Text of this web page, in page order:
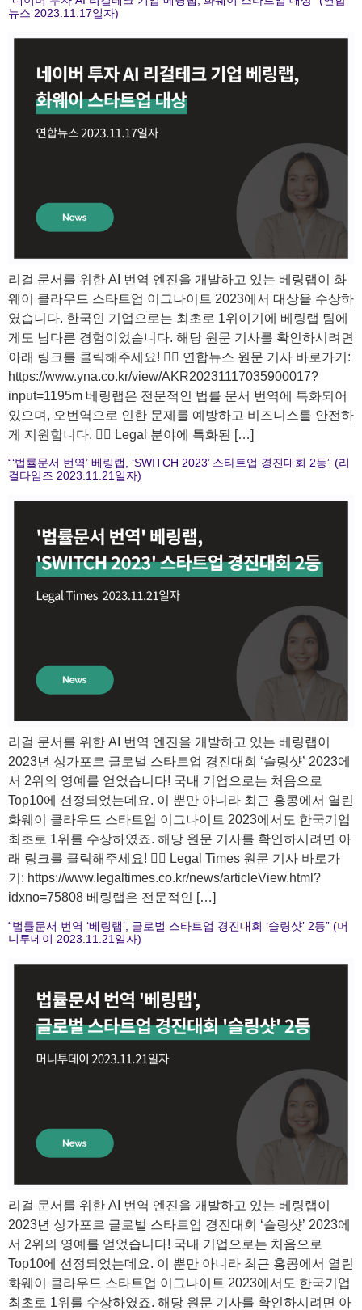
뉴스 2023.11.17일자)
리걸 문서를 위한 AI 번역 엔진을 개발하고 있는 베링랩이 화
웨이 클라우드 스타트업 이그나이트 2023에서 대상을 수상하
였습니다. 한국인 기업으로는 최초로 1위이기에 베링랩 팀에
게도 남다른 경험이었습니다. 해당 원문 기사를 확인하시려면
아래 링크를 클릭해주세요! 🙋‍♀️ 연합뉴스 원문 기사 바로가기:
https://www.yna.co.kr/view/AKR20231117035900017?
input=1195m 베링랩은 전문적인 법률 문서 번역에 특화되어
있으며, 오번역으로 인한 문제를 예방하고 비즈니스를 안전하
게 지원합니다. 🧑‍⚖️ Legal 분야에 특화된 […]
“‘법률문서 번역’ 베링랩, ‘SWITCH 2023’ 스타트업 경진대회 2등” (리
걸타임즈 2023.11.21일자)
리걸 문서를 위한 AI 번역 엔진을 개발하고 있는 베링랩이
2023년 싱가포르 글로벌 스타트업 경진대회 ‘슬링샷’ 2023에
서 2위의 영예를 얻었습니다! 국내 기업으로는 처음으로
Top10에 선정되었는데요. 이 뿐만 아니라 최근 홍콩에서 열린
화웨이 클라우드 스타트업 이그나이트 2023에서도 한국기업
최초로 1위를 수상하였죠. 해당 원문 기사를 확인하시려면 아
래 링크를 클릭해주세요! 🙋‍♀️ Legal Times 원문 기사 바로가
기: https://www.legaltimes.co.kr/news/articleView.html?
idxno=75808 베링랩은 전문적인 […]
“법률문서 번역 ‘베링랩’, 글로벌 스타트업 경진대회 ‘슬링샷’ 2등” (머
니투데이 2023.11.21일자)
리걸 문서를 위한 AI 번역 엔진을 개발하고 있는 베링랩이
2023년 싱가포르 글로벌 스타트업 경진대회 ‘슬링샷’ 2023에
서 2위의 영예를 얻었습니다! 국내 기업으로는 처음으로
Top10에 선정되었는데요. 이 뿐만 아니라 최근 홍콩에서 열린
화웨이 클라우드 스타트업 이그나이트 2023에서도 한국기업
최초로 1위를 수상하였죠. 해당 원문 기사를 확인하시려면 아